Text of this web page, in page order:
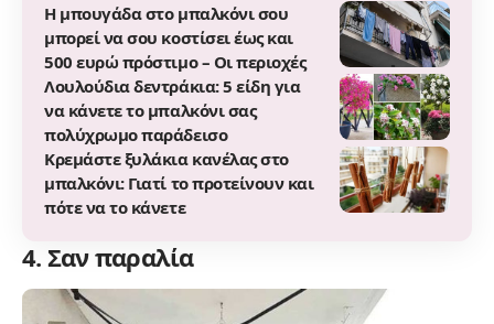
Η μπουγάδα στο μπαλκόνι σου
μπορεί να σου κοστίσει έως και
500 ευρώ πρόστιμο – Οι περιοχές
Λουλούδια δεντράκια: 5 είδη για
να κάνετε το μπαλκόνι σας
πολύχρωμο παράδεισο
Κρεμάστε ξυλάκια κανέλας στο
μπαλκόνι: Γιατί το προτείνουν και
πότε να το κάνετε
4. Σαν παραλία